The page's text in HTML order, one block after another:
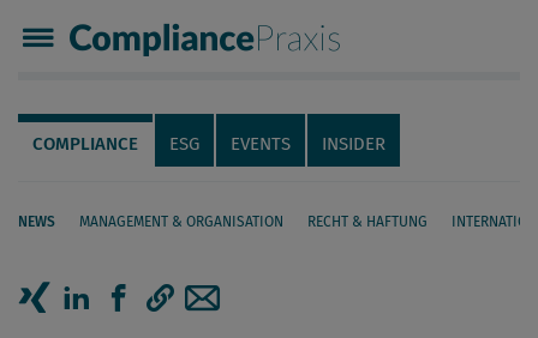
Compliance Praxis
Servicenavigation
Navigation
COMPLIANCE ESG EVENTS INSIDER
NEWS MANAGEMENT & ORGANISATION RECHT & HAFTUNG
Seiteninhalt